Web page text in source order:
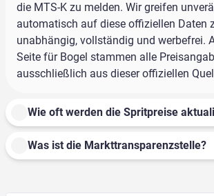
die MTS-K zu melden. Wir greifen
automatisch auf diese offiziellen Daten
unabhängig, vollständig und werbefrei.
Seite für Bogel stammen alle
ausschließlich aus dieser offiziellen
Wie oft werden die Spritpreise
Was ist die Markttransparenzstelle?